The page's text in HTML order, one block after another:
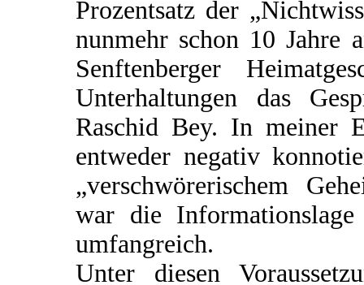
Prozentsatz der
nunmehr schon 10 Jahre
Senftenberger
Unterhaltungen das
Raschid Bey. In meiner
entweder negativ
„verschwörerischem
war die
umfangreich.
Unter diesen